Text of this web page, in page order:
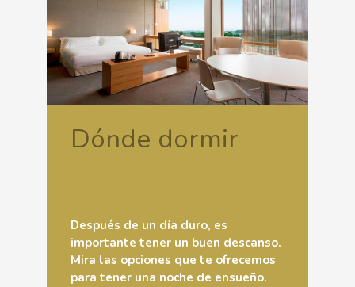
Dónde dormir
Después de un día duro, es
importante tener un buen descanso.
Mira las opciones que te ofrecemos
para tener una noche de ensueño.